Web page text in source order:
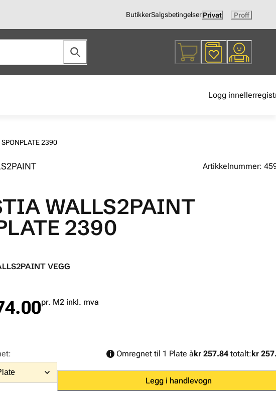
ButikkerSalgsbetingelserPrivat Proff
Logg inneller
2390
Artikkelnummer:
WALLS2PAINT
2390
VEGG
pr. M2 inkl. mva
: Omregnet til 1 Plate à kr 257.84 totalt: kr
Legg i handlevogn